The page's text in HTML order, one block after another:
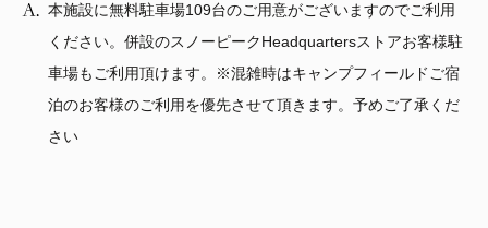
本施設に無料駐車場109台のご用意がございますのでご利用
ください。併設のスノーピークHeadquartersストアお客様駐
車場もご利用頂けます。※混雑時はキャンプフィールドご宿
泊のお客様のご利用を優先させて頂きます。予めご了承くだ
さい